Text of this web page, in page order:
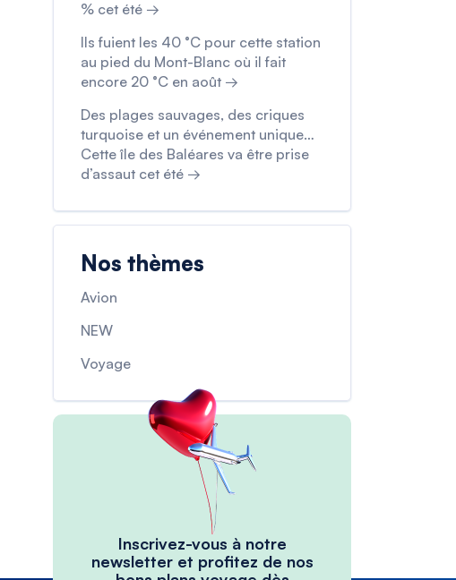
% cet été →
Ils fuient les 40 °C pour cette station
au pied du Mont-Blanc où il fait
encore 20 °C en août →
Des plages sauvages, des criques
turquoise et un événement unique…
Cette île des Baléares va être prise
d’assaut cet été →
Nos thèmes
Avion
NEW
Voyage
Inscrivez-vous à notre
newsletter et profitez de nos